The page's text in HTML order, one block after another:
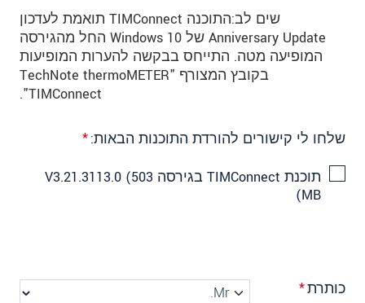
שים לב:התוכנה TIMConnect תואמת לעדכון
Anniversary Update של Windows 10 החל מהגירסה
המופיעה מטה. התייחס בבקשה להערות המופיעות
בקובץ המצורף "TechNote thermoMETER
TIMConnect".
שלחו לי קישורים להורדת התוכנות הבאות:*
תוכנת TIMConnect בגירסה V3.21.3113.0 (503
MB)
כותרת*